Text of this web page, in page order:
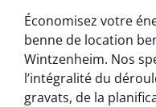
Économisez votre
benne de location
Wintzenheim. Nos
l’intégralité du
gravats, de la